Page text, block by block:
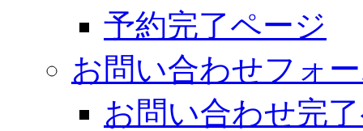
予約完了ページ
お問い合わせフォ
お問い合わせ完